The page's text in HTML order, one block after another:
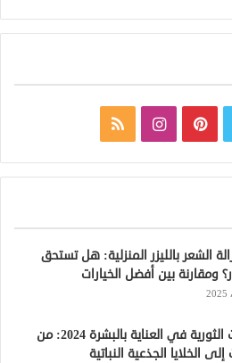
ي
ت
ي
ي
ن
ت
ق
ا
ل
ص
ا
م
الشعر بالليزر المنزلية: هل تستحق
ومقارنة بين أفضل الخيارات
المكونات الثورية في العناية بالبشرة 2024: من
إلى الخلايا الجذعية النباتية